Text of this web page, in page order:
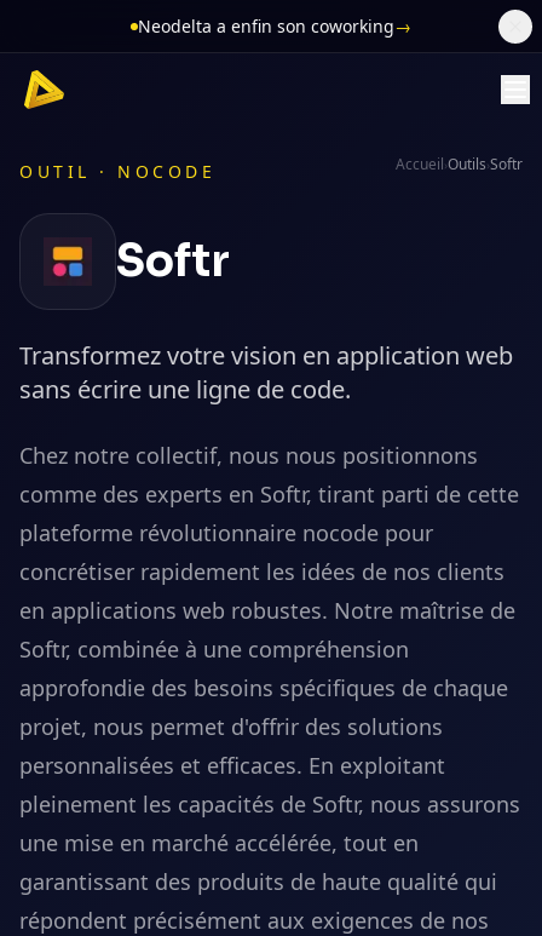
Neodelta a enfin son coworking→
Accueil›Outils›Softr
OUTIL · NOCODE
Softr
Transformez votre vision en application web
sans écrire une ligne de code.
Chez notre collectif, nous nous positionnons
comme des experts en Softr, tirant parti de cette
plateforme révolutionnaire nocode pour
concrétiser rapidement les idées de nos clients
en applications web robustes. Notre maîtrise de
Softr, combinée à une compréhension
approfondie des besoins spécifiques de chaque
projet, nous permet d'offrir des solutions
personnalisées et efficaces. En exploitant
pleinement les capacités de Softr, nous assurons
une mise en marché accélérée, tout en
garantissant des produits de haute qualité qui
répondent précisément aux exigences de nos